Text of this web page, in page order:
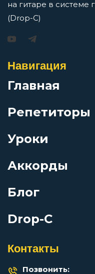
на гитаре в системе
(Drop-C)
Навигация
Главная
Репетиторы
Уроки
Аккорды
Блог
Drop-C
Контакты
Позвонить: